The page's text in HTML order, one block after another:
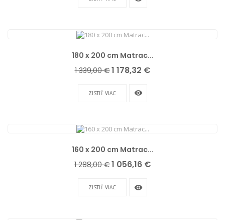
180 x 200 cm Matrac...
Základná
1 339,00 €Cena
1 178,32 €
ZISTIŤ VIAC remove_red_eye
160 x 200 cm Matrac...
Základná
1 288,00 €Cena
1 056,16 €
ZISTIŤ VIAC remove_red_eye